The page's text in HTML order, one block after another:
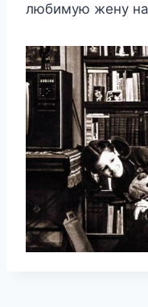
любимую жену